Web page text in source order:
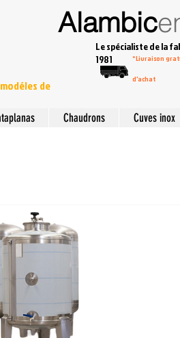
Alambic
Le spécialiste de la
1981
*Livraison
d'achat
de
Chaudrons Cuves inox